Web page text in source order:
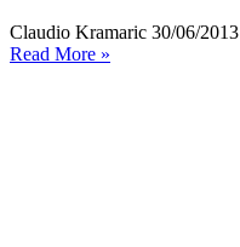
Claudio Kramaric 30/06/2013
Read More »